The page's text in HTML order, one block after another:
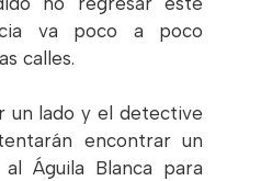
va poco a poco
calles.
un lado y el detective
encontrar un
Águila Blanca para